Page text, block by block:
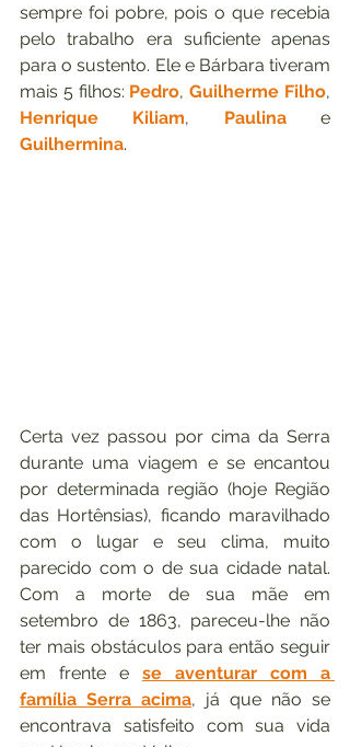
sempre foi pobre, pois o que recebia
pelo trabalho era suficiente apenas
para o sustento. Ele e Bárbara tiveram
mais 5 filhos: Pedro, Guilherme Filho
Henrique Kiliam, Paulina
Guilhermina.
Certa vez passou por cima da Serra
durante uma viagem e se encantou
por determinada região (hoje Região
das Hortênsias), ficando maravilhado
com o lugar e seu clima, muito
parecido com o de sua cidade natal.
Com a morte de sua mãe em
setembro de 1863, pareceu-lhe não
ter mais obstáculos para então seguir
em frente e se aventurar com a
família Serra acima, já que não se
encontrava satisfeito com sua vida